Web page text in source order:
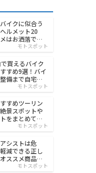
イクに似合う
ルメット20
はお洒落でワ
モトスポット
買えるバイク
すめ9選！バイ
備まで自宅で
モトスポット
すめツーリン
景スポットや
をまとめて紹
モトスポット
シストは危
減できる正し
ススメ商品を
モトスポット